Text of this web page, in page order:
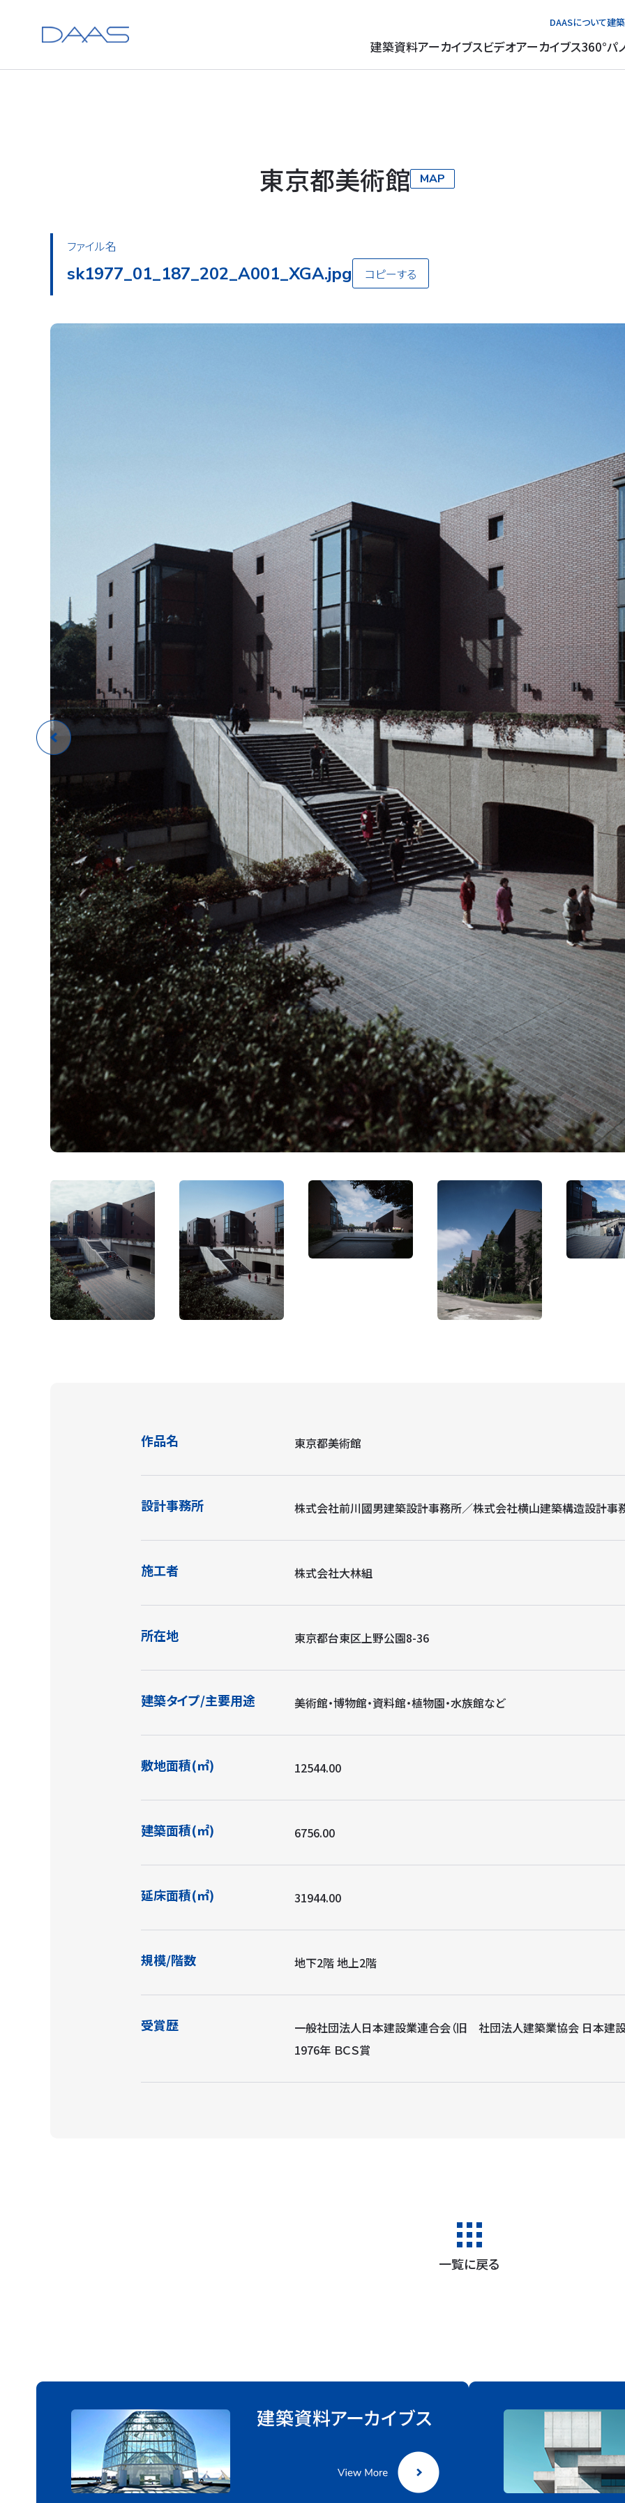
DAASについて建
建築資料アーカイブスビデオアーカイブス360°パ
東京都美術館 MAP
ファイル名
sk1977_01_187_202_A001_XGA.jpg コピーする
作品名 東京都美術館
設計事務所 株式会社前川國男建築設計事務所／株式会社横山建築構造設計事
施工者 株式会社大林組
所在地 東京都台東区上野公園8-36
建築タイプ/主要用途 美術館・博物館・資料館・植物園・水族館など
敷地面積(㎡) 12544.00
建築面積(㎡) 6756.00
延床面積(㎡) 31944.00
規模/階数 地下2階 地上2階
受賞歴
一般社団法人日本建設業連合会（旧 社団法人建築業協会 日本建
1976年 ＢＣＳ賞
一覧に戻る